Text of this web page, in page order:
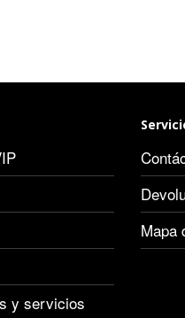
y servicios
Mapa